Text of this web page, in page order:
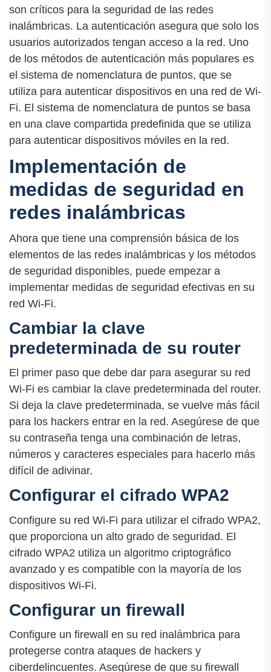
son críticos para la seguridad de las redes
inalámbricas. La autenticación asegura que solo los
usuarios autorizados tengan acceso a la red. Uno
de los métodos de autenticación más populares es
el sistema de nomenclatura de puntos, que se
utiliza para autenticar dispositivos en una red de Wi-
Fi. El sistema de nomenclatura de puntos se basa
en una clave compartida predefinida que se utiliza
para autenticar dispositivos móviles en la red.
Implementación de
medidas de seguridad en
redes inalámbricas
Ahora que tiene una comprensión básica de los
elementos de las redes inalámbricas y los métodos
de seguridad disponibles, puede empezar a
implementar medidas de seguridad efectivas en su
red Wi-Fi.
Cambiar la clave
predeterminada de su router
El primer paso que debe dar para asegurar su red
Wi-Fi es cambiar la clave predeterminada del router.
Si deja la clave predeterminada, se vuelve más fácil
para los hackers entrar en la red. Asegúrese de que
su contraseña tenga una combinación de letras,
números y caracteres especiales para hacerlo más
difícil de adivinar.
Configurar el cifrado WPA2
Configure su red Wi-Fi para utilizar el cifrado WPA2,
que proporciona un alto grado de seguridad. El
cifrado WPA2 utiliza un algoritmo criptográfico
avanzado y es compatible con la mayoría de los
dispositivos Wi-Fi.
Configurar un firewall
Configure un firewall en su red inalámbrica para
protegerse contra ataques de hackers y
ciberdelincuentes. Asegúrese de que su firewall